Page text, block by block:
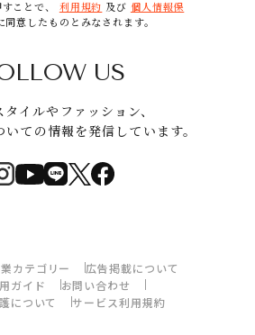
ことで、 利用規約 及び 個人情報保
同意したものとみなされます。
US
タイルやファッション、
ての情報を発信しています。
カテゴリー
広告掲載について
ガイド
お問い合わせ
について
サービス利用規約